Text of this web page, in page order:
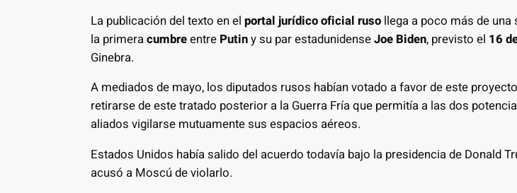
La publicación del texto en el portal jurídico oficial ruso llega a poco más de una
la primeracumbreentre Putiny su par estadunidenseJoe Biden, previsto el 16
Ginebra.
A mediados de mayo, los diputados rusos habían votado a favor de este
retirarse de este tratado posterior a la Guerra Fría que permitía a las dos
aliados vigilarse mutuamente sus espacios aéreos.
Estados Unidos había salido del acuerdo todavía bajo la presidencia de Donald
acusó a Moscú de violarlo.